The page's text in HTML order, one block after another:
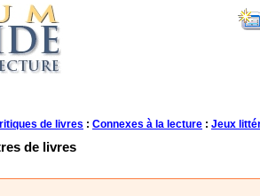
de livres : Connexes à la lecture : Jeux
de livres